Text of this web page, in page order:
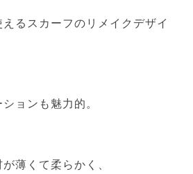
るスカーフのリメイクデザイ
ョンも魅力的。
薄くて柔らかく、